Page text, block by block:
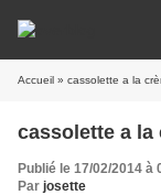
Accueil » cassolette a la
cassolette a la
Publié le 17/02/2014 à
Par josette